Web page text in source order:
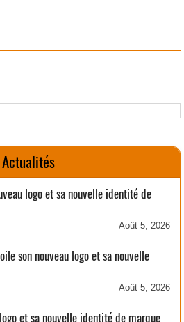
Actualités
logo et sa nouvelle identité de
Août 5, 2026
son nouveau logo et sa nouvelle
Août 5, 2026
et sa nouvelle identité de marque